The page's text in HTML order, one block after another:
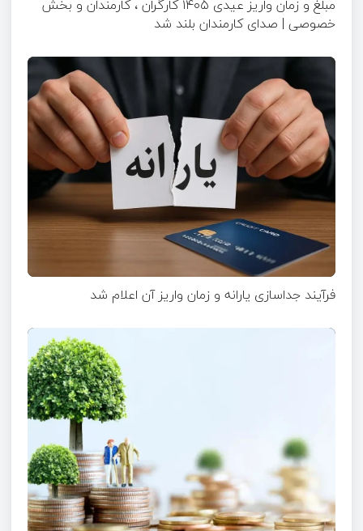
مبلغ و زمان واریز عیدی ۱۴۰۵ کارگران ، کارمندان و بخش
خصوصی | صدای کارمندان بلند شد
فرآیند جداسازی یارانه و زمان واریز آن اعلام شد